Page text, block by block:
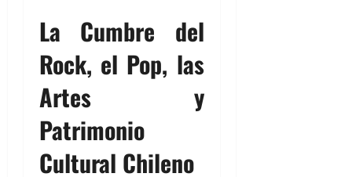
La Cumbre del
Rock, el Pop, las
Artes y
Patrimonio
Cultural Chileno